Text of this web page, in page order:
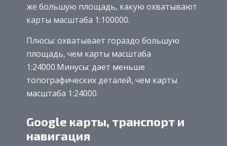
же большую площадь, какую охватывают
карты масштаба 1:100000.
Плюсы: охватывает гораздо большую
площадь, чем карты масштаба
1:24000.Минусы: дает меньше
топографических деталей, чем карты
масштаба 1:24000.
Google карты, транспорт и
навигация